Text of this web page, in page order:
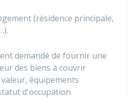
(résidence principale,
demandé de fournir une
des biens à couvrir
équipements
d'occupation